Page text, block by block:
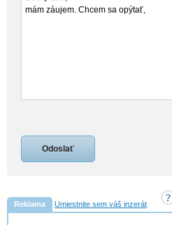
Reklama Umiestnite sem váš inzerát